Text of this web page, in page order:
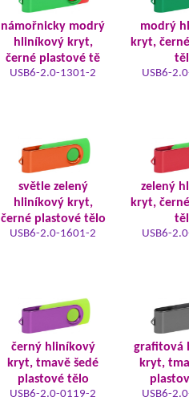
námořnicky modrý
hliníkový kryt,
černé plastové tě
USB6-2.0-1301-2
modrý
kryt,
USB6-
světle zelený
hliníkový kryt,
černé plastové tělo
USB6-2.0-1601-2
zelený
kryt,
USB6-
černý hliníkový
kryt, tmavě šedé
plastové tělo
USB6-2.0-0119-2
grafitová
kryt,
USB6-